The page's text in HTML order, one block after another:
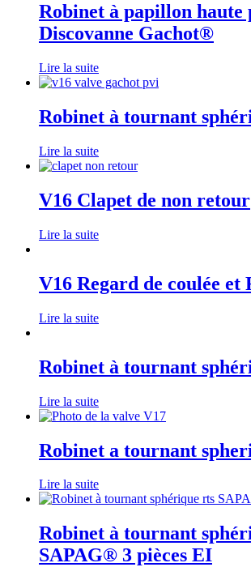
Robinet à papillon haute
Discovanne Gachot®
Lire la suite
Robinet à tournant
Lire la suite
V16 Clapet de non retour
Lire la suite
V16 Regard de coulée et
Lire la suite
Robinet à tournant
Lire la suite
Robinet a tournant
Lire la suite
Robinet à tournant
SAPAG® 3 pièces EI